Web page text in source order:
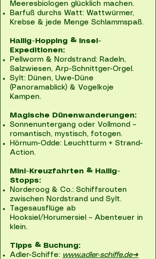
Meeresbiologen glücklich machen.
Barfuß durchs Watt: Wattwürmer,
Krebse & jede Menge Schlammspaß.
Hallig-Hopping & Insel-
Expeditionen:
Pellworm & Nordstrand: Radeln,
Salzwiesen, Arp-Schnittger-Orgel.
Sylt: Dünen, Uwe-Düne
(Panoramablick) & Vogelkoje
Kampen.
Magische Dünenwanderungen:
Sonnenuntergang oder Vollmond –
romantisch, mystisch, fotogen.
Hörnum-Odde: Leuchtturm + Strand-
Action.
Mini-Kreuzfahrten & Hallig-
Stopps:
Norderoog & Co.: Schiffsrouten
zwischen Nordstrand und Sylt.
Tagesausflüge ab
Hooksiel/Horumersiel – Abenteuer in
klein.
Tipps & Buchung:
Adler-Schiffe: www.adler-schiffe.de➜